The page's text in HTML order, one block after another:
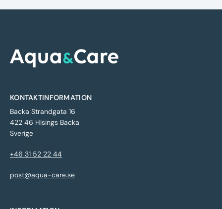
KONTAKTINFORMATION
Backa Strandgata 16
422 46 Hisings Backa
Sverige
+46 31 52 22 44
post@aqua-care.se